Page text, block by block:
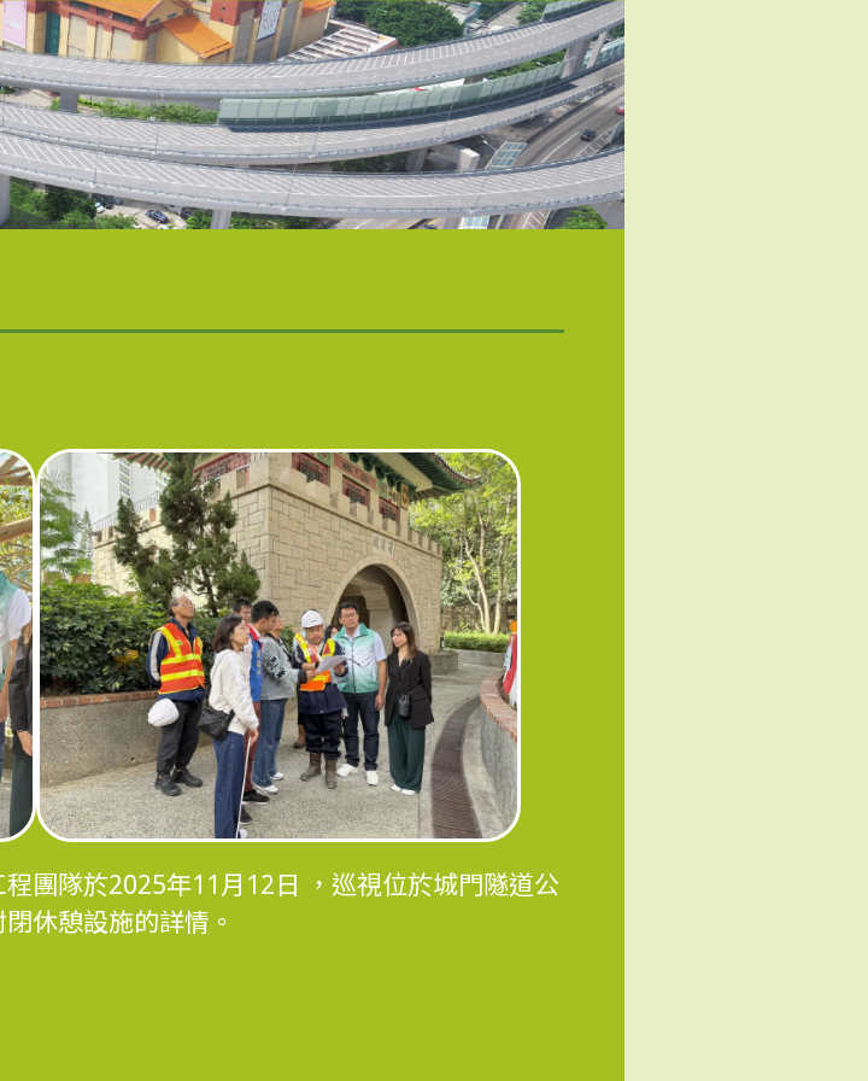
團隊於2025年11月12日 ，巡視位於城門隧道公
休憩設施的詳情。